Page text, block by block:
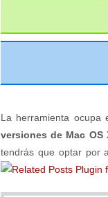
La herramienta ocupa
versiones de Mac OS
tendrás que optar por